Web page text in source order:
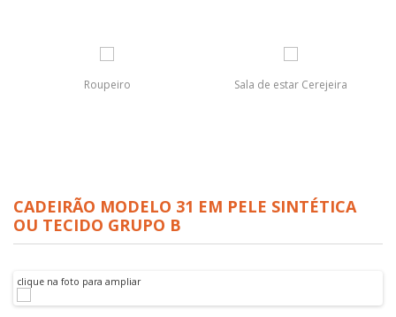
Roupeiro Sala de estar Cerejeira
CADEIRÃO MODELO 31 EM PELE SINTÉTICA
OU TECIDO GRUPO B
clique na foto para ampliar